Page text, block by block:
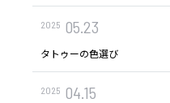
2025 05.23
タトゥーの色選び
2025 04.15